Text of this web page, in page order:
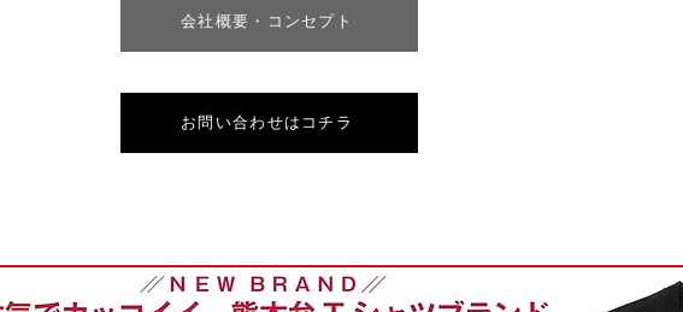
会社概要・コンセプト
お問い合わせはコチラ